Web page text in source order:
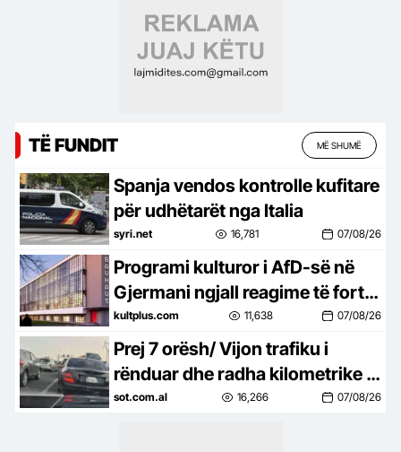
TË FUNDIT MË SHUMË
Spanja vendos kontrolle kufitare
për udhëtarët nga Italia
syri.net 16,781 07/08/26
Programi kulturor i AfD-së në
Gjermani ngjall reagime të forta
në botën e artit
kultplus.com 11,638 07/08/26
Prej 7 orësh/ Vijon trafiku i
rënduar dhe radha kilometrike e
automjeteve në aksin Tiranë-
sot.com.al 16,266 07/08/26